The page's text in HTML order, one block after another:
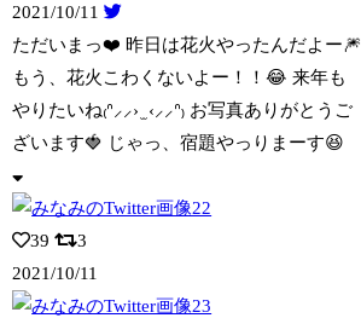
2021/10/11
ただいまっ❤️ 昨日は花火やったんだよー🎆
もう、花火こわくないよー！！😂 来年も
やりたいね₍ᐢ⸝⸝› ̫ ‹⸝⸝ᐢ₎ お写真ありがとうご
ざいます🍓 じゃっ、宿題やっりまーす😆
39
3
2021/10/11